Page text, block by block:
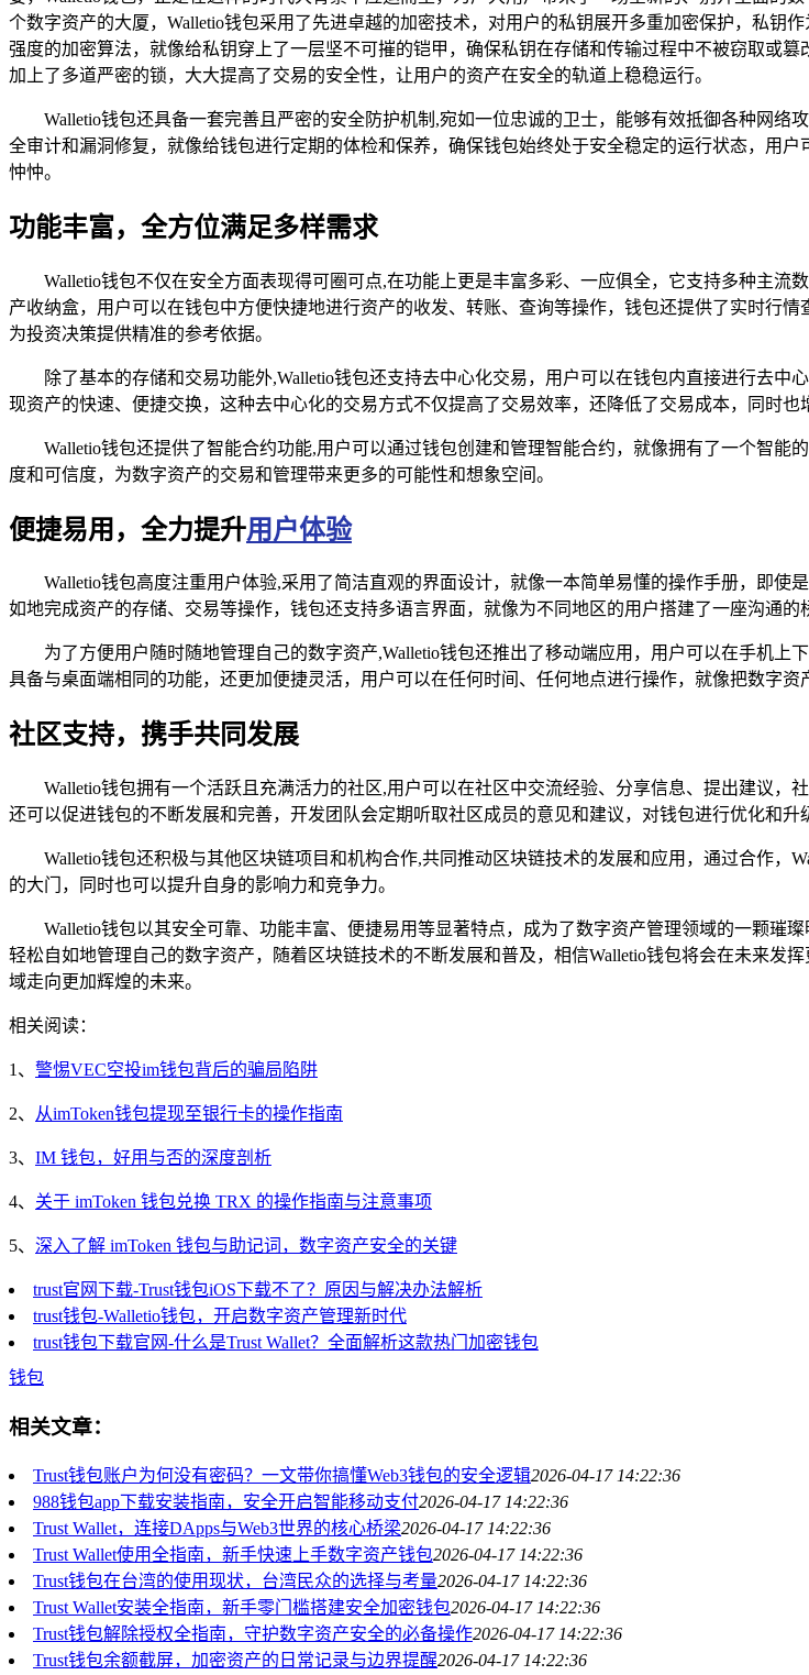
个数字资产的大厦，Walletio钱包采用了先进卓越的加密技术，对用户的私钥展开多重加密保护，私钥
强度的加密算法，就像给私钥穿上了一层坚不可摧的铠甲，确保私钥在存储和传输过程中不被窃取或
加上了多道严密的锁，大大提高了交易的安全性，让用户的资产在安全的轨道上稳稳运行。
Walletio钱包还具备一套完善且严密的安全防护机制,宛如一位忠诚的卫士，能够有效抵御各种网
全审计和漏洞修复，就像给钱包进行定期的体检和保养，确保钱包始终处于安全稳定的运行状态，用
忡忡。
功能丰富，全方位满足多样需求
Walletio钱包不仅在安全方面表现得可圈可点,在功能上更是丰富多彩、一应俱全，它支持多种主
产收纳盒，用户可以在钱包中方便快捷地进行资产的收发、转账、查询等操作，钱包还提供了实时行
为投资决策提供精准的参考依据。
除了基本的存储和交易功能外,Walletio钱包还支持去中心化交易，用户可以在钱包内直接进行去中
现资产的快速、便捷交换，这种去中心化的交易方式不仅提高了交易效率，还降低了交易成本，同时也
Walletio钱包还提供了智能合约功能,用户可以通过钱包创建和管理智能合约，就像拥有了一个智
度和可信度，为数字资产的交易和管理带来更多的可能性和想象空间。
便捷易用，全力提升用户体验
Walletio钱包高度注重用户体验,采用了简洁直观的界面设计，就像一本简单易懂的操作手册，即
如地完成资产的存储、交易等操作，钱包还支持多语言界面，就像为不同地区的用户搭建了一座沟通的
为了方便用户随时随地管理自己的数字资产,Walletio钱包还推出了移动端应用，用户可以在手机
具备与桌面端相同的功能，还更加便捷灵活，用户可以在任何时间、任何地点进行操作，就像把数字资
社区支持，携手共同发展
Walletio钱包拥有一个活跃且充满活力的社区,用户可以在社区中交流经验、分享信息、提出建议，
还可以促进钱包的不断发展和完善，开发团队会定期听取社区成员的意见和建议，对钱包进行优化和
Walletio钱包还积极与其他区块链项目和机构合作,共同推动区块链技术的发展和应用，通过合作
的大门，同时也可以提升自身的影响力和竞争力。
Walletio钱包以其安全可靠、功能丰富、便捷易用等显著特点，成为了数字资产管理领域的一颗璀
轻松自如地管理自己的数字资产，随着区块链技术的不断发展和普及，相信Walletio钱包将会在未来发
域走向更加辉煌的未来。
相关阅读：
1、 警惕VEC空投im钱包背后的骗局陷阱
2、 从imToken钱包提现至银行卡的操作指南
3、 IM 钱包，好用与否的深度剖析
4、 关于 imToken 钱包兑换 TRX 的操作指南与注意事项
5、 深入了解 imToken 钱包与助记词，数字资产安全的关键
trust官网下载-Trust钱包iOS下载不了？原因与解决办法解析
trust钱包-Walletio钱包，开启数字资产管理新时代
trust钱包下载官网-什么是Trust Wallet？全面解析这款热门加密钱包
钱包
相关文章：
Trust钱包账户为何没有密码？一文带你搞懂Web3钱包的安全逻辑2026-04-17 14:22:36
988钱包app下载安装指南，安全开启智能移动支付2026-04-17 14:22:36
Trust Wallet，连接DApps与Web3世界的核心桥梁2026-04-17 14:22:36
Trust Wallet使用全指南，新手快速上手数字资产钱包2026-04-17 14:22:36
Trust钱包在台湾的使用现状，台湾民众的选择与考量2026-04-17 14:22:36
Trust Wallet安装全指南，新手零门槛搭建安全加密钱包2026-04-17 14:22:36
Trust钱包解除授权全指南，守护数字资产安全的必备操作2026-04-17 14:22:36
Trust钱包余额截屏，加密资产的日常记录与边界提醒2026-04-17 14:22:36